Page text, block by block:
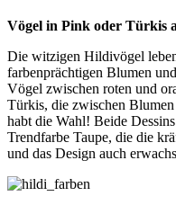
Vögel in Pink oder Türkis
Die witzigen Hildivögel
farbenprächtigen Blumen
Vögel zwischen roten und
Türkis, die zwischen
habt die Wahl! Beide
Trendfarbe Taupe, die die
und das Design auch